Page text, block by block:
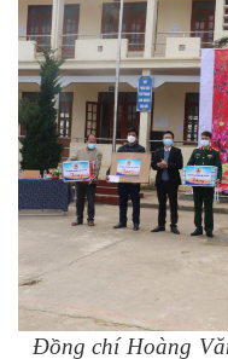
Đồng chí Hoàng